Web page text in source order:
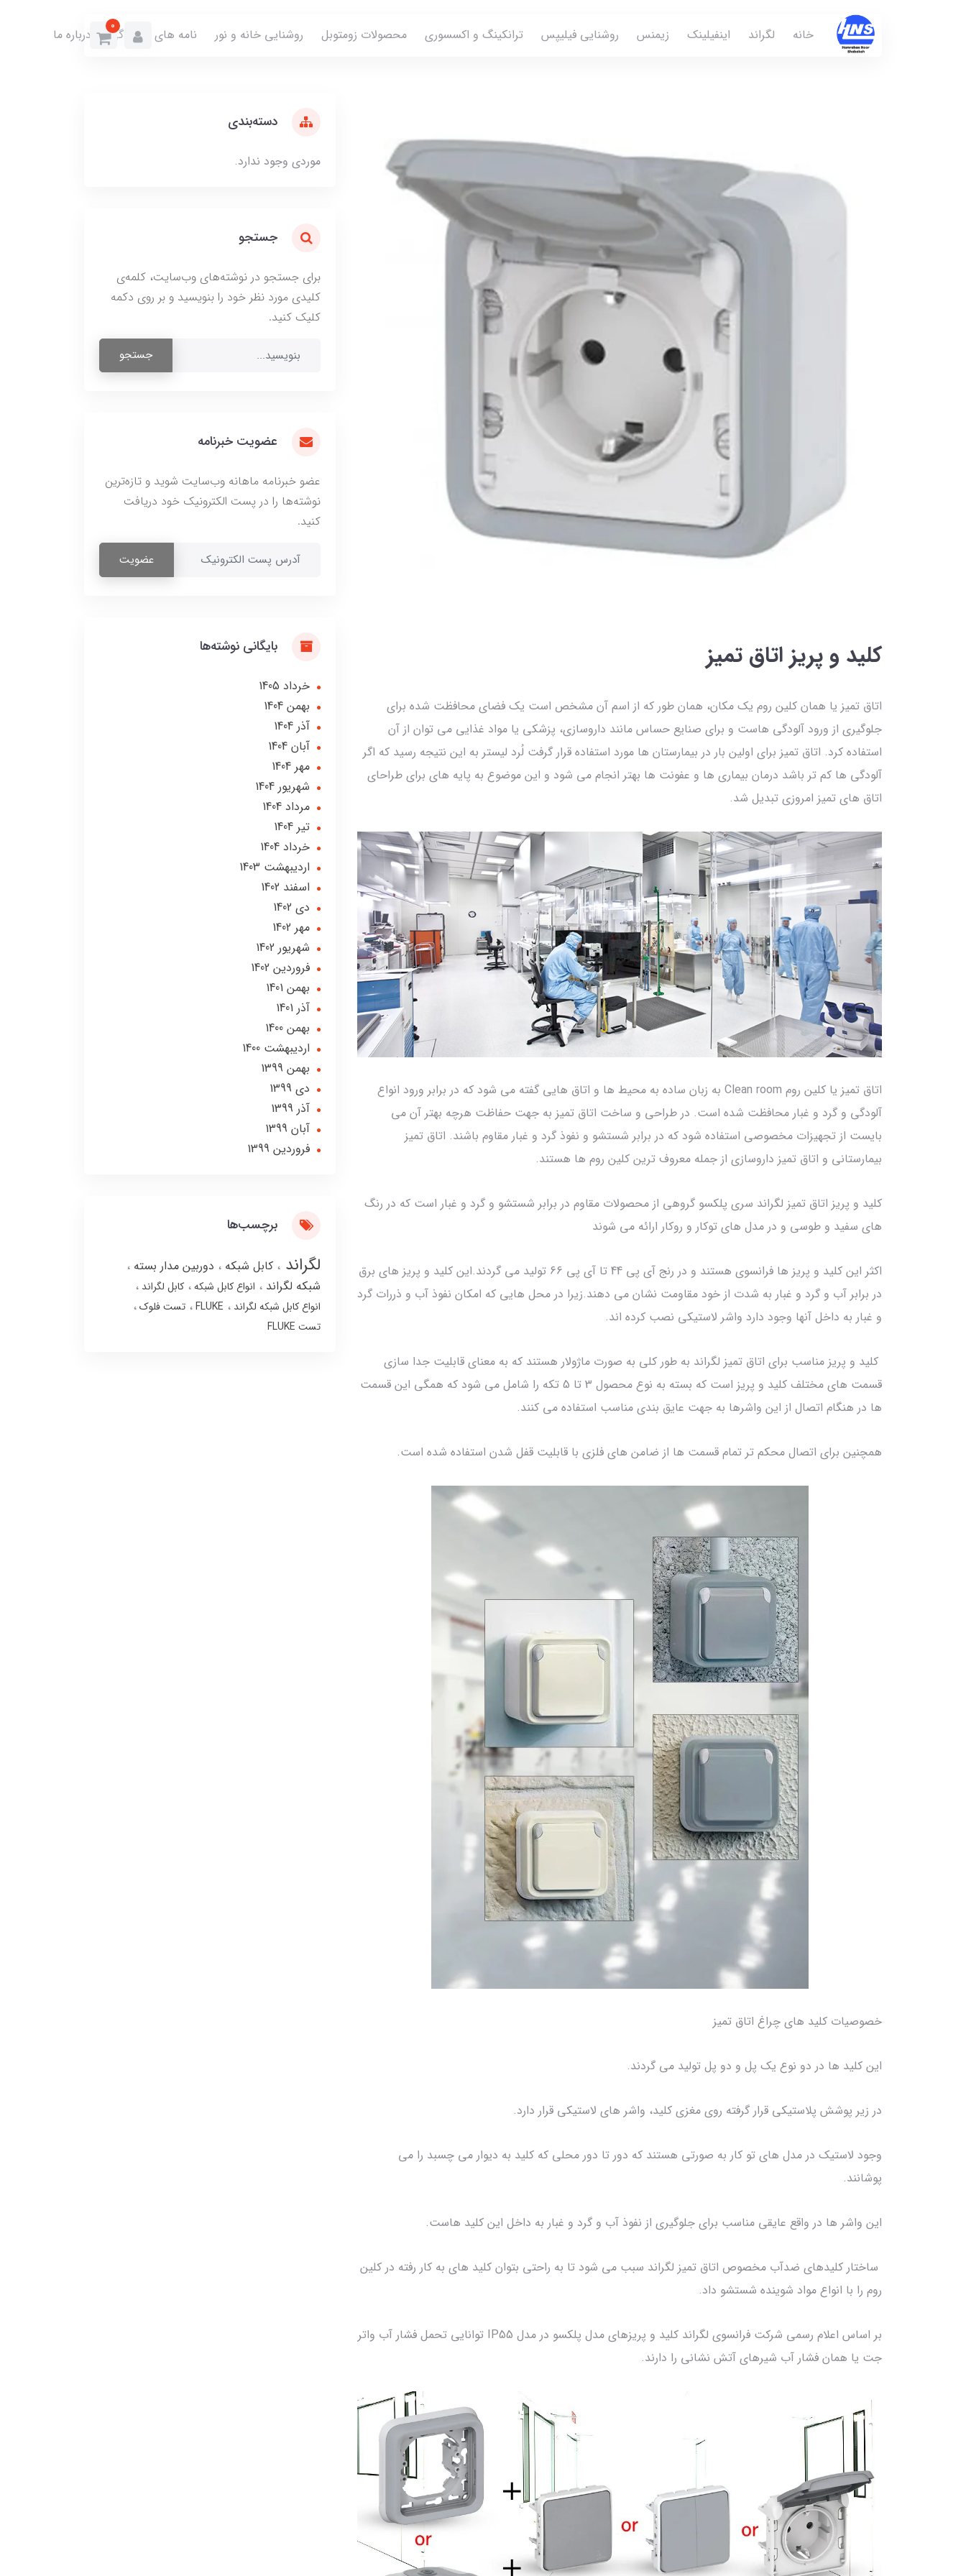
خانه لگراند اینفیلینک زیمنس روشنایی فیلیپس ترانکینگ و اکسسوری محصولات زومتوبل روشنایی خانه و نور نامه های نمایندگی درباره ما
0
کلید و پریز اتاق تمیز
اتاق تمیز یا همان کلین روم یک مکان، همان طور که از اسم آن مشخص است یک فضای محافظت شده برای
جلوگیری از ورود آلودگی هاست و برای صنایع حساس مانند داروسازی، پزشکی یا مواد غذایی می توان از آن
استفاده کرد. اتاق تمیز برای اولین بار در بیمارستان ها مورد استفاده قرار گرفت لُرد لیستر به این نتیجه رسید که اگر
آلودگی ها کم تر باشد درمان بیماری ها و عفونت ها بهتر انجام می شود و این موضوع به پایه های برای طراحای
اتاق های تمیز امروزی تبدیل شد.
اتاق تمیز یا کلین روم Clean room به زبان ساده به محیط ها و اتاق هایی گفته می شود که در برابر ورود انواع
آلودگی و گرد و غبار محافظت شده است. در طراحی و ساخت اتاق تمیز به جهت حفاظت هرچه بهتر آن می
بایست از تجهیزات مخصوصی استفاده شود که در برابر شستشو و نفوذ گرد و غبار مقاوم باشند. اتاق تمیز
بیمارستانی و اتاق تمیز داروسازی از جمله معروف ترین کلین روم ها هستند.
کلید و پریز اتاق تمیز لگراند سری پلکسو گروهی از محصولات مقاوم در برابر شستشو و گرد و غبار است که در رنگ
های سفید و طوسی و در مدل های توکار و روکار ارائه می شوند
اکثر این کلید و پریز ها فرانسوی هستند و در رنج آی پی 44 تا آی پی 66 تولید می گردند.این کلید و پریز های برق
در برابر آب و گرد و غبار به شدت از خود مقاومت نشان می دهند.زیرا در محل هایی که امکان نفوذ آب و ذررات گرد
و غبار به داخل آنها وجود دارد واشر لاستیکی نصب کرده اند.
کلید و پریز مناسب برای اتاق تمیز لگراند به طور کلی به صورت ماژولار هستند که به معنای قابلیت جدا سازی
قسمت های مختلف کلید و پریز است که بسته به نوع محصول 3 تا 5 تکه را شامل می شود که همگی این قسمت
ها در هنگام اتصال از این واشرها به جهت عایق بندی مناسب استفاده می کنند.
همچنین برای اتصال محکم تر تمام قسمت ها از ضامن های فلزی با قابلیت قفل شدن استفاده شده است.
خصوصیات کلید های چراغ اتاق تمیز
این کلید ها در دو نوع یک پل و دو پل تولید می گردند.
در زیر پوشش پلاستیکی قرار گرفته روی مغزی کلید، واشر های لاستیکی قرار دارد.
وجود لاستیک در مدل های تو کار به صورتی هستند که دور تا دور محلی که کلید به دیوار می چسبد را می
پوشانند.
این واشر ها در واقع عایقی مناسب برای جلوگیری از نفوذ آب و گرد و غبار به داخل این کلید هاست.
ساختار کلیدهای ضدآب مخصوص اتاق تمیز لگراند سبب می شود تا به راحتی بتوان کلید های به کار رفته در کلین
روم را با انواع مواد شوینده شستشو داد.
بر اساس اعلام رسمی شرکت فرانسوی لگراند کلید و پریزهای مدل پلکسو در مدل IP55 توانایی تحمل فشار آب واتر
جت یا همان فشار آب شیرهای آتش نشانی را دارند.
دسته‌بندی
موردی وجود ندارد.
جستجو
برای جستجو در نوشته‌های وب‌سایت، کلمه‌ی
کلیدی مورد نظر خود را بنویسید و بر روی دکمه
کلیک کنید.
جستجو
عضویت خبرنامه
عضو خبرنامه ماهانه وب‌سایت شوید و تازه‌ترین
نوشته‌ها را در پست الکترونیک خود دریافت
کنید.
عضویت
بایگانی نوشته‌ها
خرداد 1405
بهمن 1404
آذر 1404
آبان 1404
مهر 1404
شهریور 1404
مرداد 1404
تير 1404
خرداد 1404
ارديبهشت 1403
اسفند 1402
دی 1402
مهر 1402
شهریور 1402
فروردین 1402
بهمن 1401
آذر 1401
بهمن 1400
ارديبهشت 1400
بهمن 1399
دی 1399
آذر 1399
آبان 1399
فروردین 1399
برچسب‌ها
لگراند کابل شبکه
دوربین مدار بسته
شبکه لگراند
انواع کابل شبکه
کابل لگراند
انواع کابل شبکه لگراند
FLUKE
تست فلوک
تست FLUKE